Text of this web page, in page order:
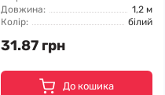
Довжина:
1,2 м
Колір:
білий
31.87 грн
До кошика